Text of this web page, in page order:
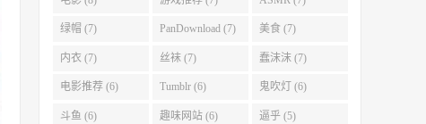
绿帽 (7) PanDownload (7) 美食 (7)
内衣 (7) 丝袜 (7) 蠢沫沫 (7)
电影推荐 (6) Tumblr (6) 鬼吹灯 (6)
斗鱼 (6) 趣味网站 (6) 逼乎 (5)